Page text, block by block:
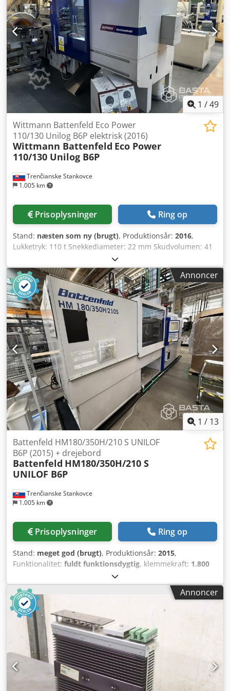
Hydraulisk Unilog B6 styring
1 /49
Trenčianske Stankovce
1.005 km
Wittmann Battenfeld Eco Power
110/130 Unilog B6P elektrisk (2016)
Wittmann Battenfeld Eco Power
110/130 Unilog B6P
Prisoplysninger Ring op
Stand: næsten som ny (brugt), Produktionsår: 2016,
Lukketryk: 110 t Snekkediameter: 22 mm Skudvolumen: 41
cm3 Snekkens L/D-forhold: 20 Beregnet slagvolumen: 41,8
cm3 Korrekt indsprøjtningstryk: 2.864 bar Maks. snekkens
omdrejningstal: 500 min Snekkemoment: 150 Nm
Dysekontaktkraft: 250/40 mm/kN Ekstern
indsprøjtningsstrøm: 76 cm3/s Cylinderens varmeeffekt:
6,3 kW Antal varmezoner: 4 Csdpfju Eki Sex Anijrf Type:
Horisontal Drivsystem: Elektrisk
Annoncer
1 / 13
Trenčianske Stankovce
1.005 km
Battenfeld HM180/350H/210 S UNILOF
B6P (2015) + drejebord
Battenfeld HM180/350H/210 S
UNILOF B6P
Prisoplysninger Ring op
Stand: meget god (brugt), Produktionsår: 2015,
Funktionalitet: fuldt funktionsdygtig, klemmekraft: 1.800
, M025 — Wittmann Battenfeld Wittmann Battenfeld HM
180/350H/210S* (-) SPÆNDENHED • Lukkekraft: 180 t •
Prægning: NEJ • Maks. formvægt: - kg • Maks. formvægt pr.
plade: 700 kg • Opspændingsområde (BxH): 570 x 520 mm •
Min. formhøjde: 355 mm • Maks. formhøjde: x mm • Maks.
åbneslag: - mm • Centreringsring FAST / BEVÆGELIG: 125 /
125 mm • Hurtigspændesystem: NEJ FORM-GRÆNSEFLADE •
Varmesoner: 12 (24-polet kombistikforbindelse TC/PW (6
zoner pr. stik)) • Vandkølekredsløb: 2+2 • Hydrauliske
kredsløb (kerner): 3+1 • Hydrauliske varmkanalskydere
(dyser): x Codpfx Anjy Tn Enjijrf • Pneumatiske
Annoncer